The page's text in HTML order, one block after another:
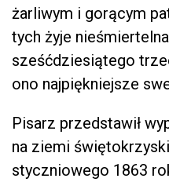
żarliwym i gorącym
tych żyje
sześćdziesiątego
ono najpiękniejsze
Pisarz przedstawił
na ziemi
styczniowego 1863